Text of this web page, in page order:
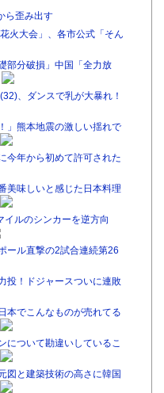
ら歪み出す
火大会」、各市公式「そん
部分破損」中国「全力放
、ダンスで乳が大暴れ！
」熊本地震の激しい揺れで
今年から初めて許可された
美味しいと感じた日本料理
ルのシンカーを逆方向
ール直撃の2試合連続第26
！ドジャースついに連敗
本でこんなものが売れてる
について勘違いしているこ
図と建築技術の高さに韓国